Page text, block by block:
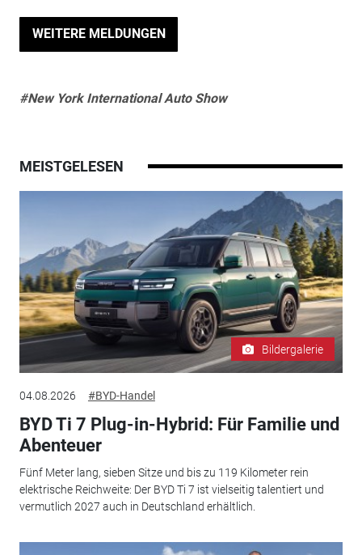
WEITERE MELDUNGEN
#New York International Auto Show
MEISTGELESEN
Bildergalerie
04.08.2026 #BYD-Handel
BYD Ti 7 Plug-in-Hybrid: Für Familie und
Abenteuer
Fünf Meter lang, sieben Sitze und bis zu 119 Kilometer rein
elektrische Reichweite: Der BYD Ti 7 ist vielseitig talentiert und
vermutlich 2027 auch in Deutschland erhältlich.